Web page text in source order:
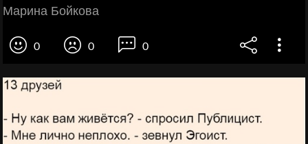
Марина Бойкова
0 0 0